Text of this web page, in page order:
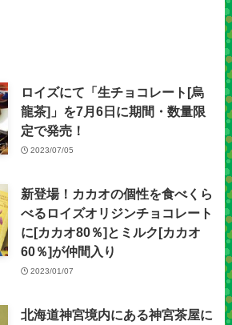
ロイズにて「生チョコレート[烏
龍茶]」を7月6日に期間・数量限
定で発売！
2023/07/05
新登場！カカオの個性を食べくら
べるロイズオリジンチョコレート
に[カカオ80％]とミルク[カカオ
60％]が仲間入り
2023/01/07
北海道神宮境内にある神宮茶屋に